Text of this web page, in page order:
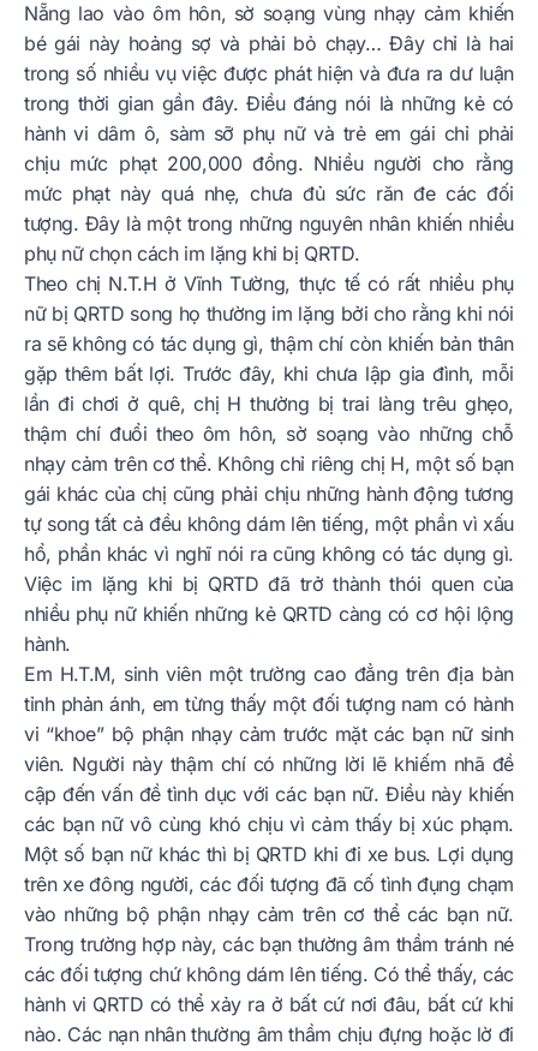
Nẵng lao vào ôm hôn, sờ soạng vùng nhạy cảm khiến
bé gái này hoảng sợ và phải bỏ chạy… Đây chỉ là hai
trong số nhiều vụ việc được phát hiện và đưa ra dư luận
trong thời gian gần đây. Điều đáng nói là những kẻ có
hành vi dâm ô, sàm sỡ phụ nữ và trẻ em gái chỉ phải
chịu mức phạt 200,000 đồng. Nhiều người cho rằng
mức phạt này quá nhẹ, chưa đủ sức răn đe các đối
tượng. Đây là một trong những nguyên nhân khiến nhiều
phụ nữ chọn cách im lặng khi bị QRTD.
Theo chị N.T.H ở Vĩnh Tường, thực tế có rất nhiều phụ
nữ bị QRTD song họ thường im lặng bởi cho rằng khi nói
ra sẽ không có tác dụng gì, thậm chí còn khiến bản thân
gặp thêm bất lợi. Trước đây, khi chưa lập gia đình, mỗi
lần đi chơi ở quê, chị H thường bị trai làng trêu ghẹo,
thậm chí đuổi theo ôm hôn, sờ soạng vào những chỗ
nhạy cảm trên cơ thể. Không chỉ riêng chị H, một số bạn
gái khác của chị cũng phải chịu những hành động tương
tự song tất cả đều không dám lên tiếng, một phần vì xấu
hổ, phần khác vì nghĩ nói ra cũng không có tác dụng gì.
Việc im lặng khi bị QRTD đã trở thành thói quen của
nhiều phụ nữ khiến những kẻ QRTD càng có cơ hội lộng
hành.
Em H.T.M, sinh viên một trường cao đẳng trên địa bàn
tỉnh phản ánh, em từng thấy một đối tượng nam có hành
vi “khoe” bộ phận nhạy cảm trước mặt các bạn nữ sinh
viên. Người này thậm chí có những lời lẽ khiếm nhã đề
cập đến vấn đề tình dục với các bạn nữ. Điều này khiến
các bạn nữ vô cùng khó chịu vì cảm thấy bị xúc phạm.
Một số bạn nữ khác thì bị QRTD khi đi xe bus. Lợi dụng
trên xe đông người, các đối tượng đã cố tình đụng chạm
vào những bộ phận nhạy cảm trên cơ thể các bạn nữ.
Trong trường hợp này, các bạn thường âm thầm tránh né
các đối tượng chứ không dám lên tiếng. Có thể thấy, các
hành vi QRTD có thể xảy ra ở bất cứ nơi đâu, bất cứ khi
nào. Các nạn nhân thường âm thầm chịu đựng hoặc lờ đi